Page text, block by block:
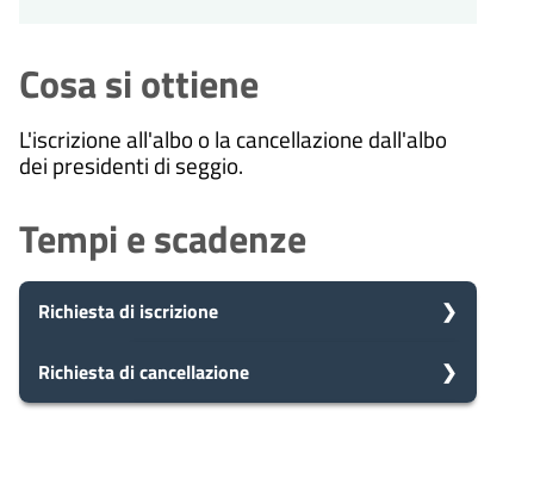
Cosa si ottiene
L'iscrizione all'albo o la cancellazione dall'albo
dei presidenti di seggio.
Tempi e scadenze
Richiesta di iscrizione
5
giorni
Presa in carico
Dopo aver presentato la tua
Richiesta di cancellazione